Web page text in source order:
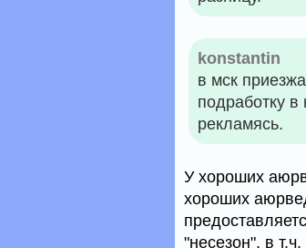
konstantin
в мск
подработку в
рекламясь.
У хороших
хороших
"несезон", в